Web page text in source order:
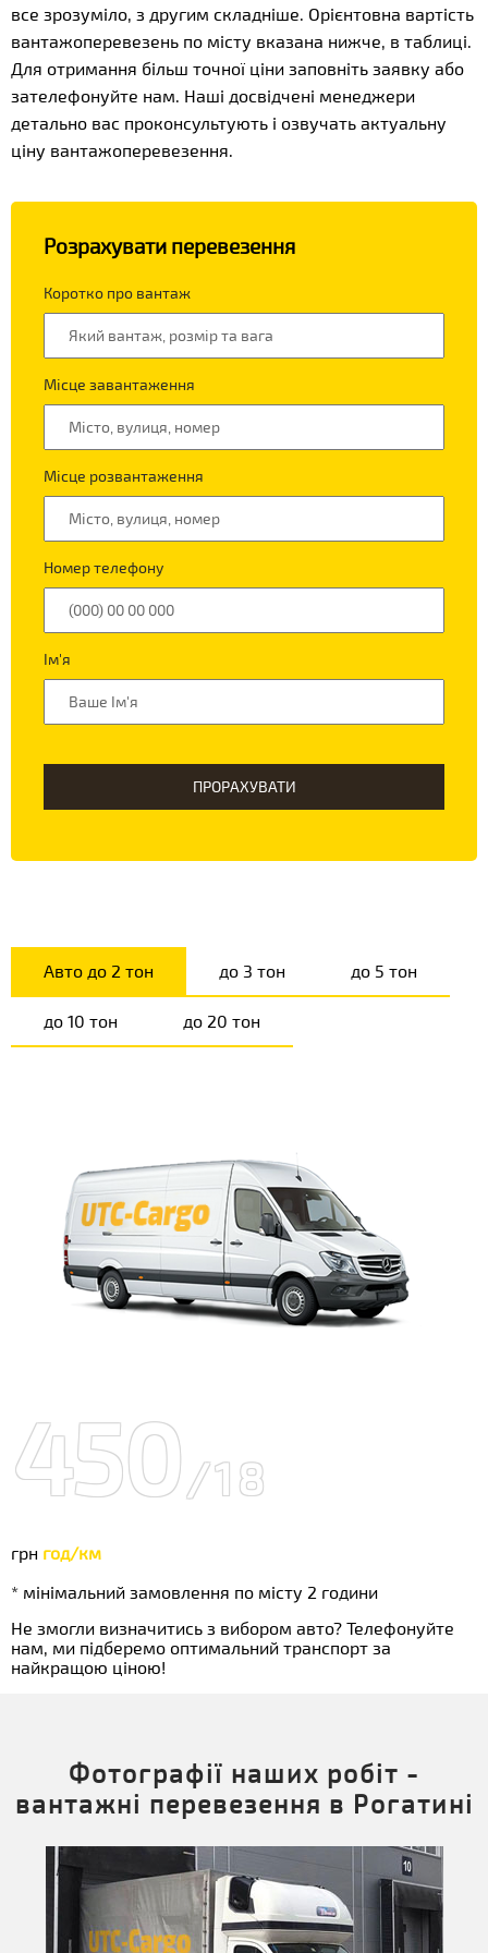
все зрозуміло, з другим складніше. Орієнтовна вартість
вантажоперевезень по місту вказана нижче, в таблиці.
Для отримання більш точної ціни заповніть заявку або
зателефонуйте нам. Наші досвідчені менеджери
детально вас проконсультують і озвучать актуальну
ціну вантажоперевезення.
Розрахувати перевезення
Коротко про вантаж
Місце завантаження
Місце розвантаження
Номер телефону
Ім'я
ПРОРАХУВАТИ
Авто до 2 тон до 3 тон до 5 тон
до 10 тон до 20 тон
450/18
грн год/км
* мінімальний замовлення по місту 2 години
Не змогли визначитись з вибором авто? Телефонуйте
нам, ми підберемо оптимальний транспорт за
найкращою ціною!
Фотографії наших робіт -
вантажні перевезення в Рогатині